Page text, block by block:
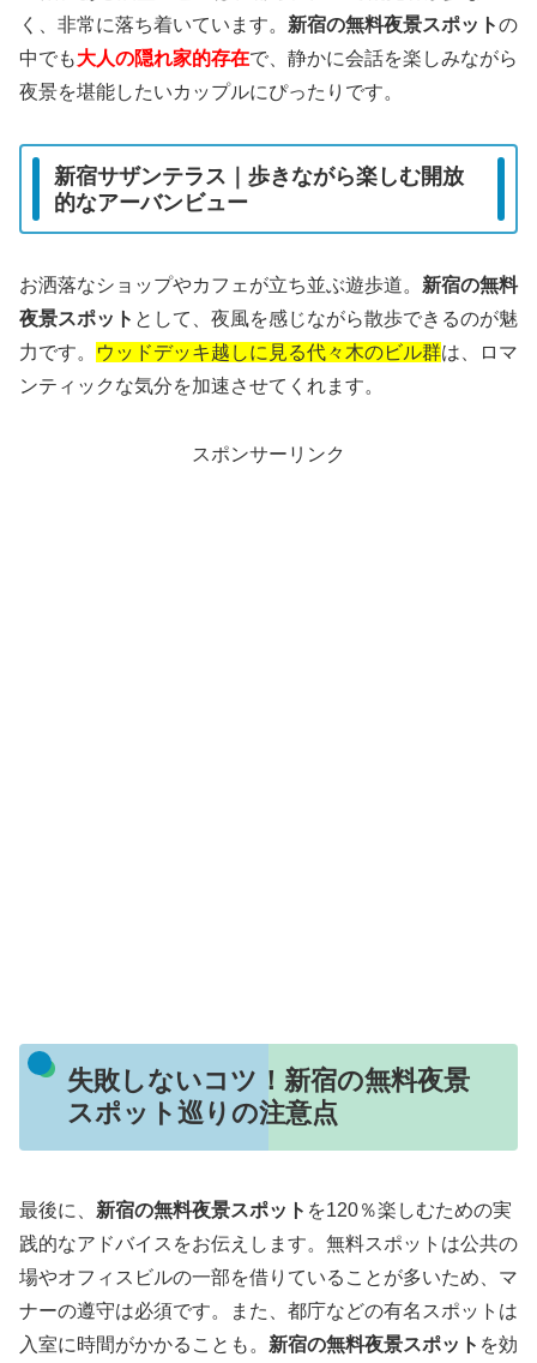
く、非常に落ち着いています。 新宿の無料夜景スポットの
中でも大人の隠れ家的存在で、静かに会話を楽しみながら
夜景を堪能したいカップルにぴったりです。
新宿サザンテラス｜歩きながら楽しむ開放
的なアーバンビュー
お洒落なショップやカフェが立ち並ぶ遊歩道。 新宿の無料
夜景スポット として、夜風を感じながら散歩できるのが魅
力です。
ウッドデッキ越しに見る代々木のビル群は、ロマ
ンティックな気分を加速させてくれます。
スポンサーリンク
失敗しないコツ！新宿の無料夜景
スポット巡りの注意点
最後に、 新宿の無料夜景スポット を120％楽しむための実
践的なアドバイスをお伝えします。無料スポットは公共の
場やオフィスビルの一部を借りていることが多いため、マ
ナーの遵守は必須です。また、都庁などの有名スポットは
入室に時間がかかることも。 新宿の無料夜景スポット を効